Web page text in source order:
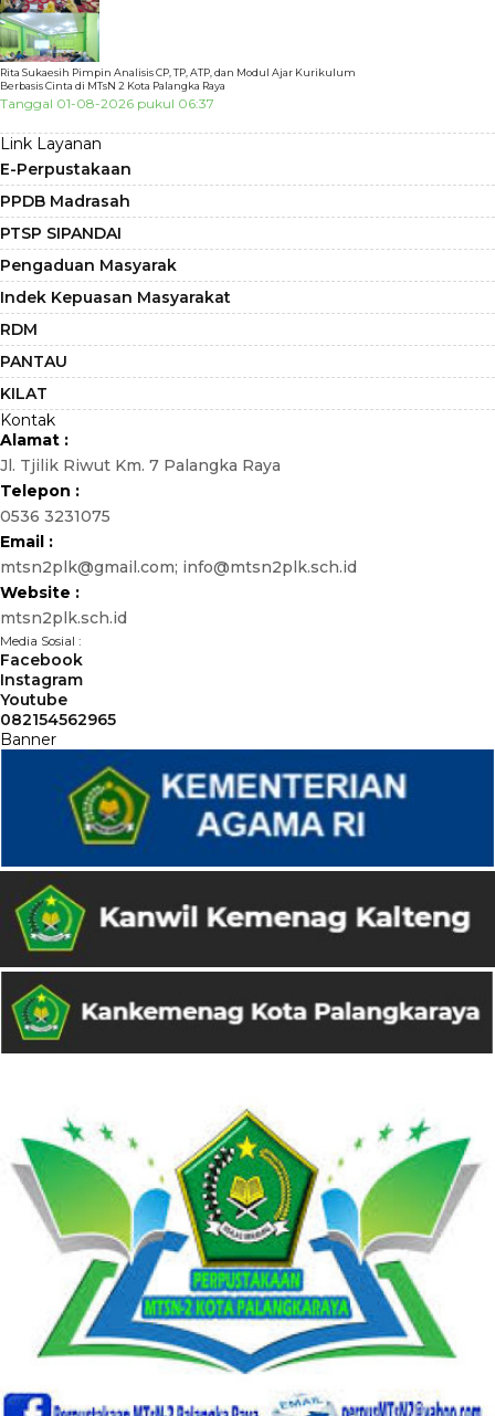
Rita Sukaesih Pimpin Analisis CP, TP, ATP, dan Modul Ajar Kurikulum
Berbasis Cinta di MTsN 2 Kota Palangka Raya
Tanggal 01-08-2026 pukul 06:37
Link Layanan
E-Perpustakaan
PPDB Madrasah
PTSP SIPANDAI
Pengaduan Masyarak
Indek Kepuasan Masyarakat
RDM
PANTAU
KILAT
Kontak
Alamat :
Jl. Tjilik Riwut Km. 7 Palangka Raya
Telepon :
0536 3231075
Email :
mtsn2plk@gmail.com; info@mtsn2plk.sch.id
Website :
mtsn2plk.sch.id
Media Sosial :
Facebook
Instagram
Youtube
082154562965
Banner